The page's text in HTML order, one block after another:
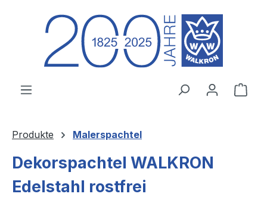
Zum Hauptinhalt springen
Produkte Malerspachtel
Dekorspachtel WALKRON
Edelstahl rostfrei